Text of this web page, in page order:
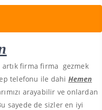
artık firma firma gezmek
telefonu ile dahi Hemen
arayabilir ve onlardan
sayede de sizler en iyi